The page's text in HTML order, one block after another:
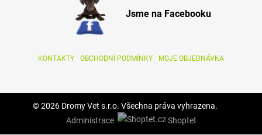
Jsme na Facebooku
KONTAKTY OBCHODNÍ PODMÍNKY MOJE OBJEDNÁVKA
© 2026 Dromy Vet s.r.o. Všechna práva vyhrazena.
Administrace
Shoptet